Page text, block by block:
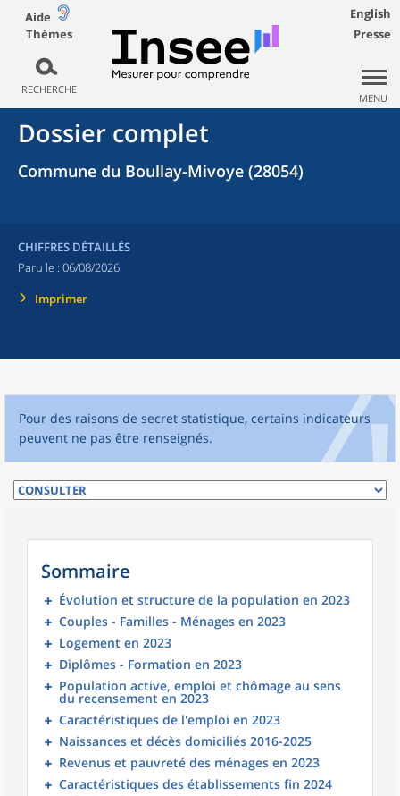
Aide
Thèmes
RECHERCHE
English
Presse
MENU
Dossier complet
Commune du Boullay-Mivoye (28054)
CHIFFRES DÉTAILLÉS
Paru le : 06/08/2026
Imprimer
Pour des raisons de secret statistique, certains indicateurs
peuvent ne pas être renseignés.
Sommaire
Évolution et structure de la population en 2023
Couples - Familles - Ménages en 2023
Logement en 2023
Diplômes - Formation en 2023
Population active, emploi et chômage au sens
du recensement en 2023
Caractéristiques de l'emploi en 2023
Naissances et décès domiciliés 2016-2025
Revenus et pauvreté des ménages en 2023
Caractéristiques des établissements fin 2024